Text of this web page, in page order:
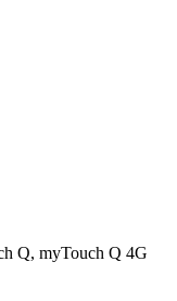
Q, myTouch Q 4G